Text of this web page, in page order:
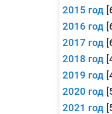
2015 год
2016 год
2017 год
2018 год
2019 год
2020 год
2021 год